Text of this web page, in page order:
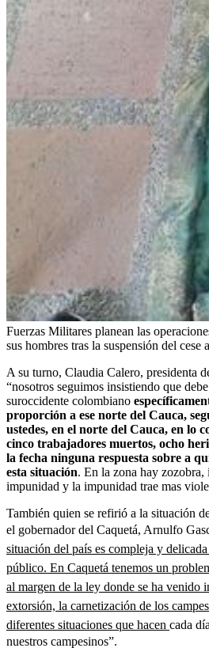
Fuerzas Militares planean las
sus hombres tras la suspensión del cese
A su turno, Claudia Calero, presidenta
“nosotros seguimos insistiendo que
suroccidente colombiano
proporción a ese norte del Cauca,
ustedes, en el norte del Cauca, en lo
cinco trabajadores muertos, ocho
la fecha ninguna respuesta sobre a
esta situación. En la zona hay
impunidad y la impunidad trae mas
También quien se refirió a la situación
el gobernador del Caquetá, Arnulfo
situación del país es compleja y
público. En Caquetá tenemos un
al margen de la ley donde se ha venido
extorsión, la carnetización de los
diferentes situaciones que hacen cada
nuestros campesinos”.